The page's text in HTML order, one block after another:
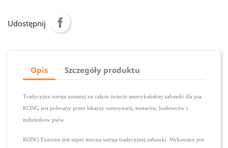
Udostępnij
Opis Szczegóły produktu
Tradycyjna wersja uznanej na całym świecie amerykańskiej zabawki dla psa.
KONG jest polecany przez lekarzy weterynarii, trenarów, hodowców i
miłośników psów.
KONG Extreme jest super mocna wersja tradycyjnej zabawki. Wykonany jest